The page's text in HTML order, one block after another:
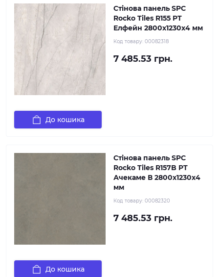
Стінова панель SPC
Rocko Tiles R155 PT
Елфейн 2800х1230х4 мм
Код товару: 00082318
7 485.53 грн.
До кошика
Стінова панель SPC
Rocko Tiles R157B PT
Ачекаме В 2800х1230х4
мм
Код товару: 00082320
7 485.53 грн.
До кошика